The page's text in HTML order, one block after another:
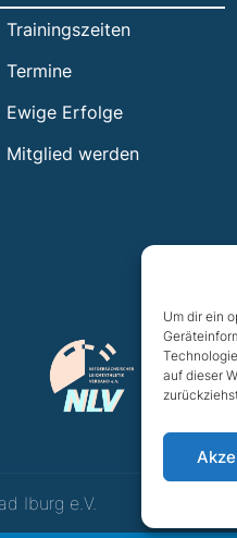
Um dir ein
auf dieser
Trainingszeiten
Termine
Ewige Erfolge
Mitglied werden
Iburg e.V.